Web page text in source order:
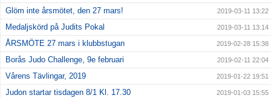
Glöm inte årsmötet, den 27 mars! 2019-03-11 13:22
Medaljskörd på Judits Pokal 2019-03-11 13:14
ÅRSMÖTE 27 mars i klubbstugan 2019-02-28 15:38
Borås Judo Challenge, 9e februari 2019-02-11 22:04
Vårens Tävlingar, 2019 2019-01-22 19:51
Judon startar tisdagen 8/1 Kl. 17.30 2019-01-03 15:55